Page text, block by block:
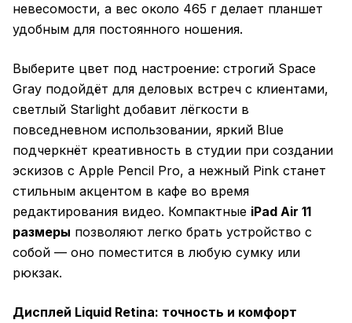
невесомости, а вес около 465 г делает планшет
удобным для постоянного ношения.
Выберите цвет под настроение: строгий Space
Gray подойдёт для деловых встреч с клиентами,
светлый Starlight добавит лёгкости в
повседневном использовании, яркий Blue
подчеркнёт креативность в студии при создании
эскизов с Apple Pencil Pro, а нежный Pink станет
стильным акцентом в кафе во время
редактирования видео. Компактные iPad Air 11
размеры позволяют легко брать устройство с
собой — оно поместится в любую сумку или
рюкзак.
Дисплей Liquid Retina: точность и комфорт